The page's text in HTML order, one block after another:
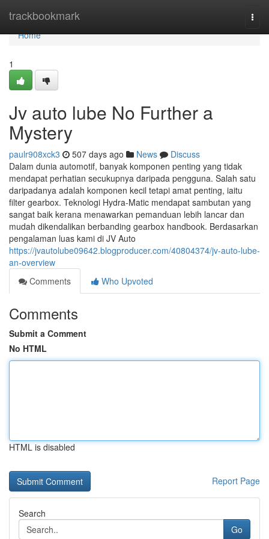
trackbookmark
Home
Home
1
Jv auto lube No Further a
Mystery
paulr908xck3 507 days ago News
Discuss
Dalam dunia automotif, banyak komponen penting yang tidak
mendapat perhatian secukupnya daripada pengguna. Salah satu
daripadanya adalah komponen kecil tetapi amat penting, iaitu
filter gearbox. Teknologi Hydra-Matic mendapat sambutan yang
sangat baik kerana menawarkan pemanduan lebih lancar dan
mudah dikendalikan berbanding gearbox handbook. Berdasarkan
pengalaman luas kami di JV Auto
https://jvautolube09642.blogproducer.com/40804374/jv-auto-lube-
an-overview
Comments
Who Upvoted
Comments
Submit a Comment
No HTML
HTML is disabled
Report Page
Search
Go